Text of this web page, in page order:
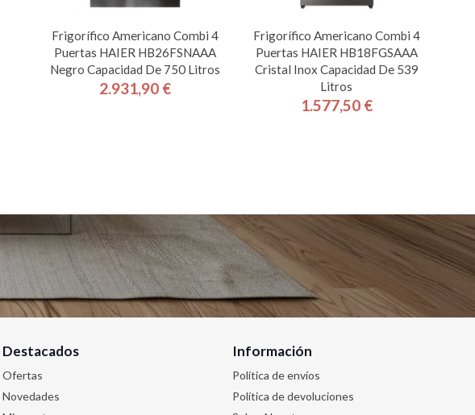
Frigorífico Americano Combi 4
Puertas HAIER HB26FSNAAA
Negro Capacidad De 750 Litros
Precio
2.931,90 €
Frigorífico Americano Combi 4
Puertas HAIER HB18FGSAAA
Cristal Inox Capacidad De 539
Litros
Precio
1.577,50 €
Destacados
Ofertas
Novedades
Información
Política de envíos
Política de devoluciones